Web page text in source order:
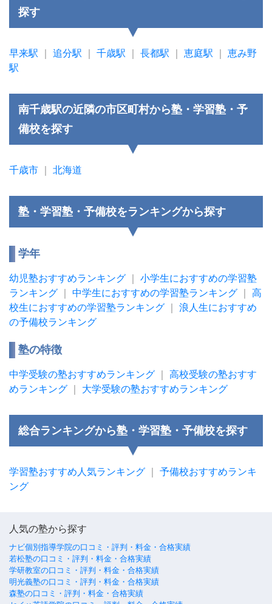
探す
早来駅 追分駅 千歳駅 長都駅 恵庭駅
恵み野
駅
南千歳駅の近隣の市区町村から塾・学習塾・予
備校を探す
千歳市 北海道
塾・学習塾・予備校をランキングから探す
学年
幼児塾おすすめランキング
小学生におすすめの学習塾
ランキング
中学生におすすめの学習塾ランキング
高
校生におすすめの学習塾ランキング
浪人生におすすめ
の予備校ランキング
塾の特徴
中学受験の塾おすすめランキング
高校受験の塾おすす
めランキング
大学受験の塾おすすめランキング
総合ランキングから塾・学習塾・予備校を探す
学習塾おすすめ人気ランキング
予備校おすすめランキ
ング
人気の塾から探す
ナビ個別指導学院の口コミ・評判・料金・合格実績
若松塾の口コミ・評判・料金・合格実績
学研教室の口コミ・評判・料金・合格実績
明光義塾の口コミ・評判・料金・合格実績
森塾の口コミ・評判・料金・合格実績